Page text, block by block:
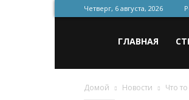
Четверг, 6 августа, 2026
для
ГЛАВНАЯ
Домой Новости Что